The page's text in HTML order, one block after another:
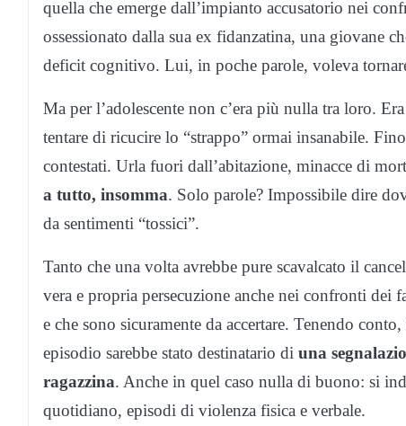
quella che emerge dall’impianto accusatorio nei
ossessionato dalla sua ex fidanzatina, una giovane
deficit cognitivo. Lui, in poche parole, voleva
Ma per l’adolescente non c’era più nulla tra loro.
tentare di ricucire lo “strappo” ormai insanabile.
contestati. Urla fuori dall’abitazione, minacce di
a tutto, insomma. Solo parole? Impossibile dire
da sentimenti “tossici”.
Tanto che una volta avrebbe pure scavalcato il
vera e propria persecuzione anche nei confronti dei
e che sono sicuramente da accertare. Tenendo
episodio sarebbe stato destinatario di una
ragazzina. Anche in quel caso nulla di buono: si
quotidiano, episodi di violenza fisica e verbale.